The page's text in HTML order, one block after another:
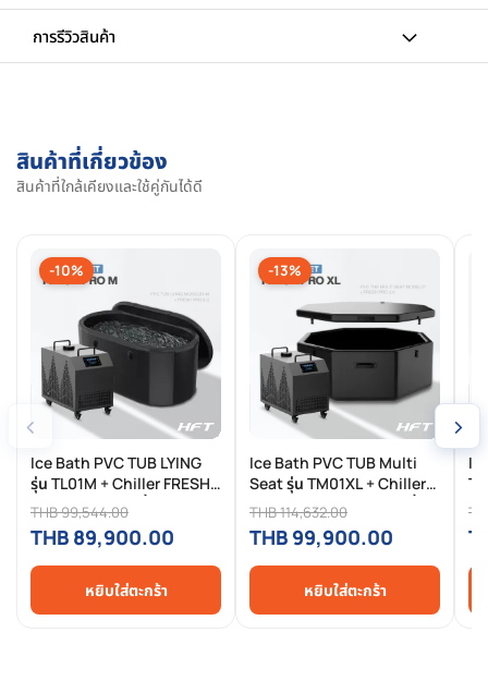
การรีวิวสินค้า
สินค้าที่เกี่ยวข้อง
สินค้าที่ใกล้เคียงและใช้คู่กันได้ดี
‹
-10%
Ice Bath PVC TUB LYING
รุ่น TL01M + Chiller FRESH
PRO 2.0 (อ่างแช่น้ำเย็นและ
เครื่องทำความเย็น)
THB 99,544.00
THB 89,900.00
หยิบใส่ตะกร้า
-13%
Ice Bath PVC TUB Multi
Seat รุ่น TM01XL + Chiller
FRESH PRO 2.0 (อ่างแช่น้ำ
เย็นและเครื่องทำความเย็น)
THB 114,632.00
THB 99,900.00
หยิบใส่ตะกร้า
›